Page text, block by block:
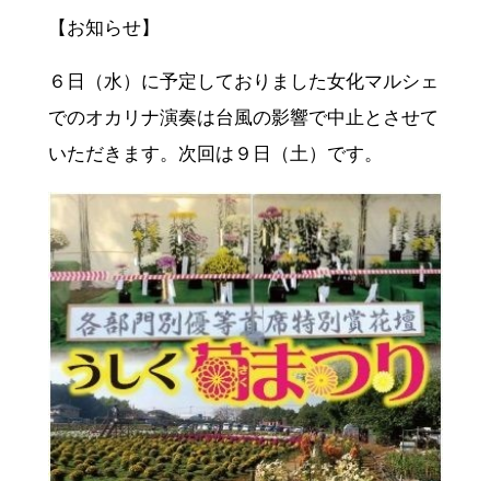
【お知らせ】
６日（水）に予定しておりました女化マルシェ
でのオカリナ演奏は台風の影響で中止とさせて
いただきます。次回は９日（土）です。